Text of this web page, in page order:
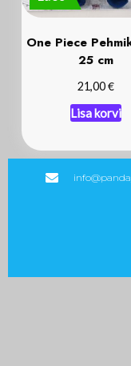
One Piece
25 cm
21,00€
Lisa korvi